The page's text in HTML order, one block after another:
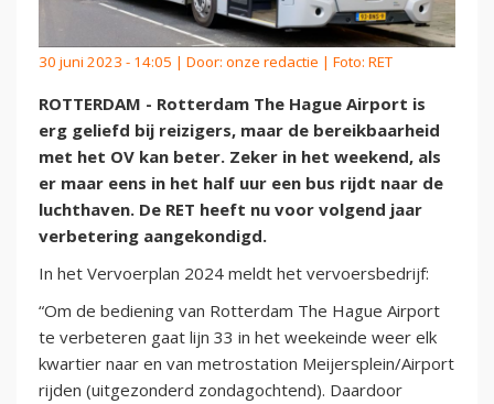
30 juni 2023 - 14:05 | Door: onze redactie | Foto: RET
ROTTERDAM - Rotterdam The Hague Airport is
erg geliefd bij reizigers, maar de bereikbaarheid
met het OV kan beter. Zeker in het weekend, als
er maar eens in het half uur een bus rijdt naar de
luchthaven. De RET heeft nu voor volgend jaar
verbetering aangekondigd.
In het Vervoerplan 2024 meldt het vervoersbedrijf:
“Om de bediening van Rotterdam The Hague Airport
te verbeteren gaat lijn 33 in het weekeinde weer elk
kwartier naar en van metrostation Meijersplein/Airport
rijden (uitgezonderd zondagochtend). Daardoor